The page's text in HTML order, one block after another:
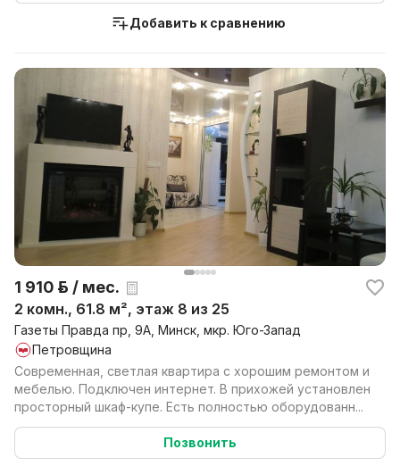
Добавить к сравнению
1 910 р. / мес.
2 комн., 61.8 м², этаж 8 из 25
Газеты Правда пр, 9А, Минск, мкр. Юго-Запад
Петровщина
Современная, светлая квартира с хорошим ремонтом и
мебелью. Подключен интернет. В прихожей установлен
просторный шкаф-купе. Есть полностью оборудованн...
Позвонить